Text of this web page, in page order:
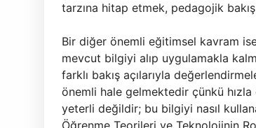
tarzına hitap etmek, pedagojik bakış
Bir diğer önemli eğitimsel kavram
mevcut bilgiyi alıp uygulamakla
farklı bakış açılarıyla
önemli hale gelmektedir çünkü
yeterli değildir; bu bilgiyi nasıl
Öğrenme Teorileri ve Teknolojinin